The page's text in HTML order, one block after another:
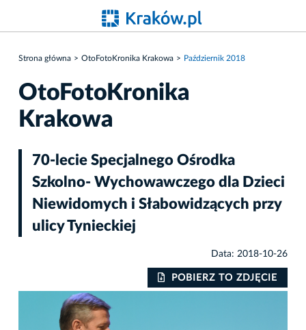
Strona główna OtoFotoKronika Krakowa Październik 2018
OtoFotoKronika
Krakowa
70-lecie Specjalnego Ośrodka
Szkolno- Wychowawczego dla Dzieci
Niewidomych i Słabowidzących przy
ulicy Tynieckiej
Data: 2018-10-26
POBIERZ TO ZDJĘCIE